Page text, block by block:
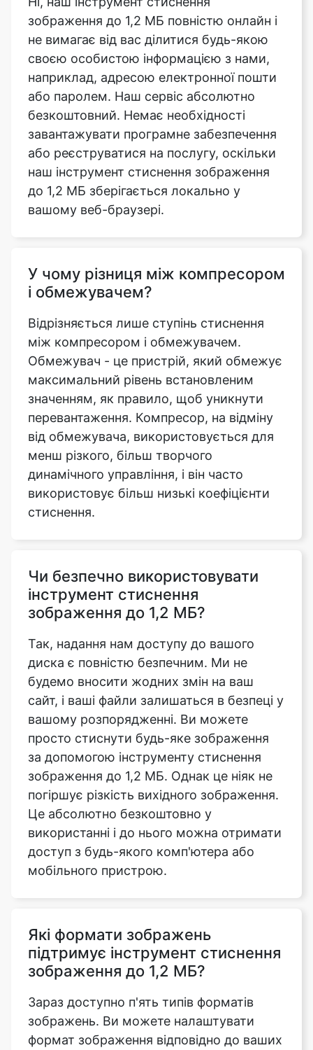
наприклад, адресою електронної пошти
або паролем. Наш сервіс абсолютно
безкоштовний. Немає необхідності
завантажувати програмне забезпечення
або реєструватися на послугу, оскільки
наш інструмент стиснення зображення
до 1,2 МБ зберігається локально у
вашому веб-браузері.
У чому різниця між компресором
Відрізняється лише ступінь стиснення
між компресором і обмежувачем.
Обмежувач - це пристрій, який обмежує
максимальний рівень встановленим
значенням, як правило, щоб уникнути
перевантаження. Компресор, на відміну
від обмежувача, використовується для
менш різкого, більш творчого
динамічного управління, і він часто
використовує більш низькі коефіцієнти
стиснення.
Чи безпечно використовувати
Так, надання нам доступу до вашого
диска є повністю безпечним. Ми не
будемо вносити жодних змін на ваш
сайт, і ваші файли залишаться в безпеці у
вашому розпорядженні. Ви можете
просто стиснути будь-яке зображення
за допомогою інструменту стиснення
зображення до 1,2 МБ. Однак це ніяк не
погіршує різкість вихідного зображення.
Це абсолютно безкоштовно у
використанні і до нього можна отримати
доступ з будь-якого комп'ютера або
мобільного пристрою.
Які формати зображень
Зараз доступно п'ять типів форматів
зображень. Ви можете налаштувати
формат зображення відповідно до ваших
потреб. Серед доступних форматів
WEBP, PNG, JPG, JPEG та GIF. Якщо ви
хочете зберегти формат таким же,